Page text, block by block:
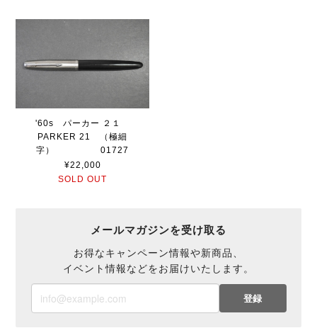
'60s パーカー ２１
PARKER 21 （極細
字） 01727
¥22,000
SOLD OUT
メールマガジンを受け取る
お得なキャンペーン情報や新商品、
イベント情報などをお届けいたします。
登録